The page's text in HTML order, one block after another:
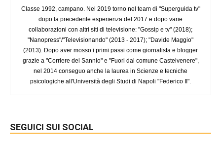
Classe 1992, campano. Nel 2019 torno nel team di "Superguida tv"
dopo la precedente esperienza del 2017 e dopo varie
collaborazioni con altri siti di televisione: "Gossip e tv" (2018);
"Nanopress"/"Televisionando" (2013 - 2017); "Davide Maggio"
(2013). Dopo aver mosso i primi passi come giornalista e blogger
grazie a "Corriere del Sannio" e "Fuori dal comune Castelvenere",
nel 2014 conseguo anche la laurea in Scienze e tecniche
psicologiche all'Università degli Studi di Napoli "Federico II".
SEGUICI SUI SOCIAL